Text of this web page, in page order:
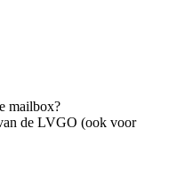
mailbox?
de LVGO (ook voor